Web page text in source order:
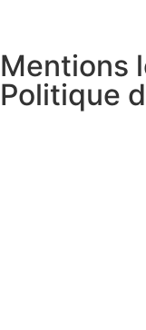
Mentions
Politique